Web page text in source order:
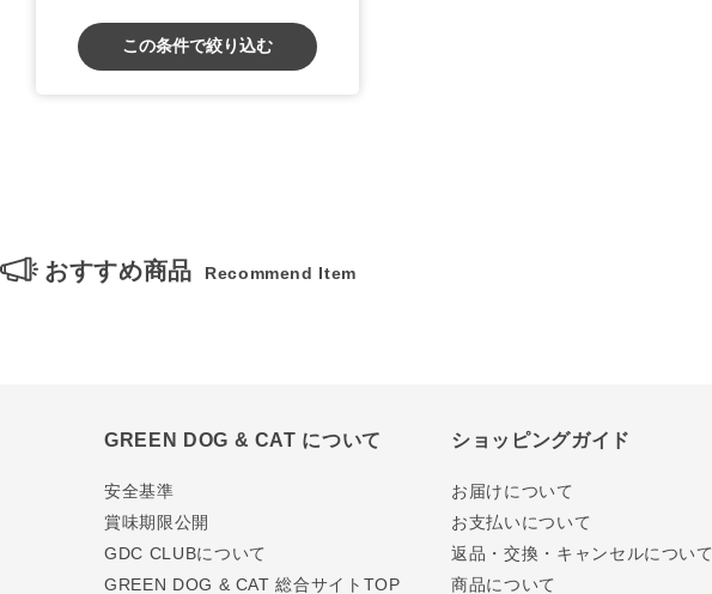
この条件で絞り込む
おすすめ商品 Recommend Item
GREEN DOG & CAT について
安全基準
賞味期限公開
GDC CLUBについて
GREEN DOG & CAT 総合サイトTOP
ショッピングガイド
お届けについて
お支払いについて
返品・交換・キャンセルについて
商品について